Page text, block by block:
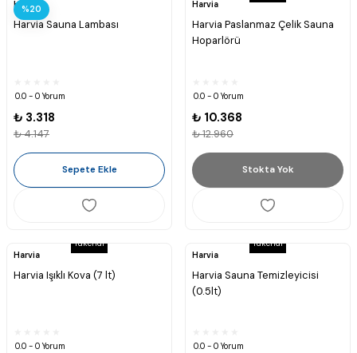
%20
Harvia
Harvia Sauna Lambası
0.0 - 0 Yorum
₺ 3.318
₺ 4.147
Sepete Ekle
Harvia
Harvia Paslanmaz Çelik Sauna
Hoparlörü
0.0 - 0 Yorum
₺ 10.368
₺ 12.960
Stokta Yok
Tükendi
Harvia
Harvia Işıklı Kova (7 lt)
0.0 - 0 Yorum
Tükendi
Harvia
Harvia Sauna Temizleyicisi
(0.5lt)
0.0 - 0 Yorum